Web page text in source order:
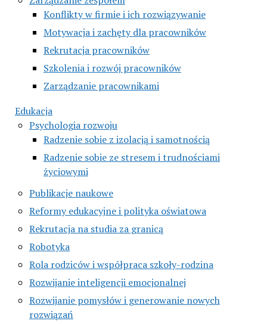
Konflikty w firmie i ich rozwiązywanie
Motywacja i zachęty dla pracowników
Rekrutacja pracowników
Szkolenia i rozwój pracowników
Zarządzanie pracownikami
Edukacja
Psychologia rozwoju
Radzenie sobie z izolacją i samotnością
Radzenie sobie ze stresem i trudnościami
życiowymi
Publikacje naukowe
Reformy edukacyjne i polityka oświatowa
Rekrutacja na studia za granicą
Robotyka
Rola rodziców i współpraca szkoły-rodzina
Rozwijanie inteligencji emocjonalnej
Rozwijanie pomysłów i generowanie nowych
rozwiązań